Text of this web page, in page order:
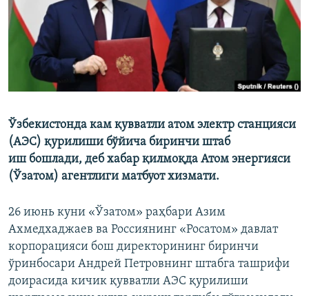
Ўзбекистонда кам қувватли атом электр станцияси
(АЭС) қурилиши бўйича биринчи штаб
иш бошлади, деб хабар қилмоқда Атом энергияси
(Ўзатом) агентлиги матбуот хизмати.
26 июнь куни «Ўзатом» раҳбари Азим
Ахмедхаджаев ва Россиянинг «Росатом» давлат
корпорацияси бош директорининг биринчи
ўринбосари Андрей Петровнинг штабга ташрифи
доирасида кичик қувватли АЭС қурилиши